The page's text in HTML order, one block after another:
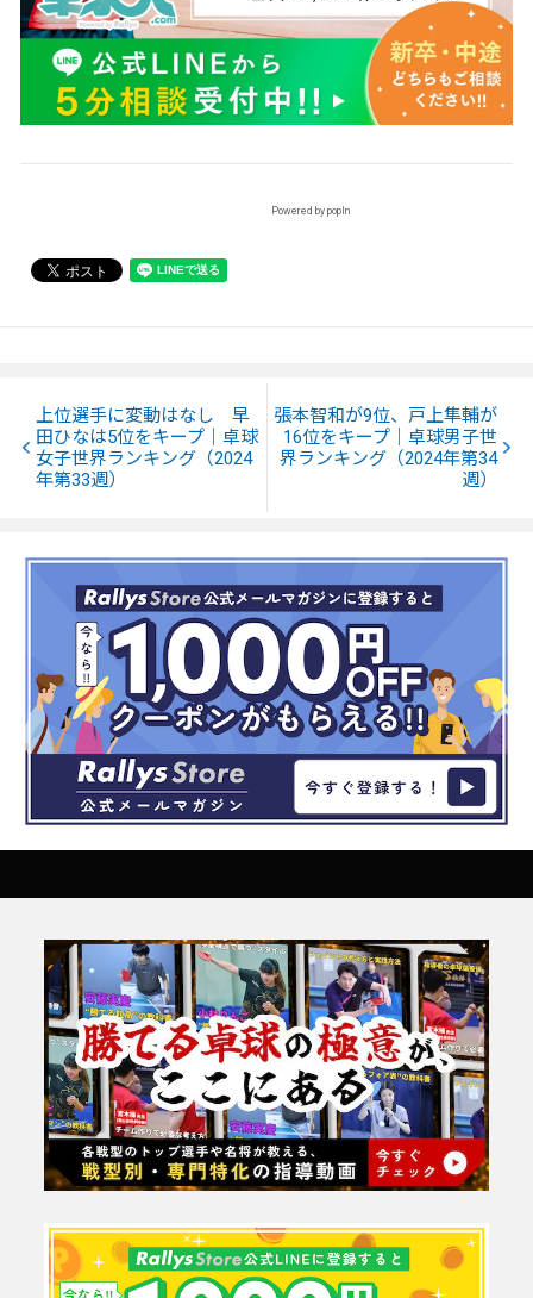
Powered by popIn
上位選手に変動はなし 早
田ひなは5位をキープ｜卓球
女子世界ランキング（2024
年第33週）
張本智和が9位、戸上隼輔が
16位をキープ｜卓球男子世
界ランキング（2024年第34
週）